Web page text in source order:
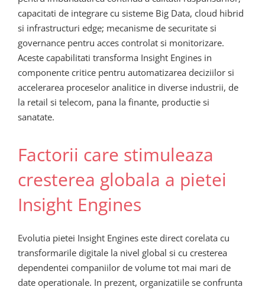
capacitati de integrare cu sisteme Big Data, cloud hibrid
si infrastructuri edge; mecanisme de securitate si
governance pentru acces controlat si monitorizare.
Aceste capabilitati transforma Insight Engines in
componente critice pentru automatizarea deciziilor si
accelerarea proceselor analitice in diverse industrii, de
la retail si telecom, pana la finante, productie si
sanatate.
Factorii care stimuleaza
cresterea globala a pietei
Insight Engines
Evolutia pietei Insight Engines este direct corelata cu
transformarile digitale la nivel global si cu cresterea
dependentei companiilor de volume tot mai mari de
date operationale. In prezent, organizatiile se confrunta